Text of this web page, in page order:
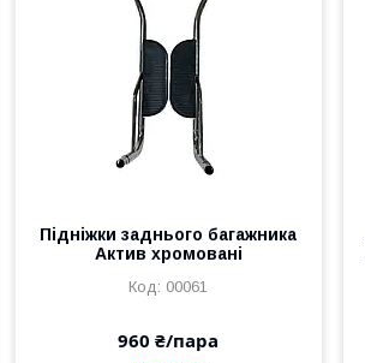
Підніжки заднього багажника
Актив хромовані
00061
960 ₴/пара